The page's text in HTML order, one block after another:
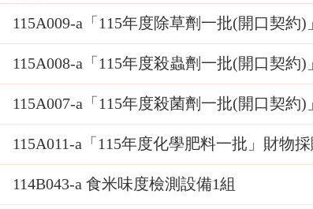
115A009-a「115年度除草劑一批(開口契約
115A008-a「115年度殺蟲劑一批(開口契約)
115A007-a「115年度殺菌劑一批(開口契約)
115A011-a「115年度化學肥料一批」財物
114B043-a 食米味度檢測設備1組